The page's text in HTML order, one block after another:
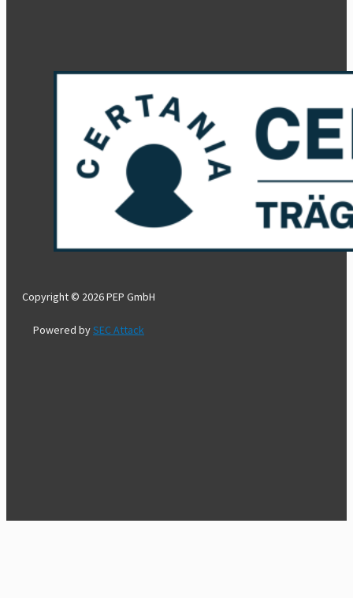
Copyright © 2026 PEP GmbH
Powered bySEC Attack